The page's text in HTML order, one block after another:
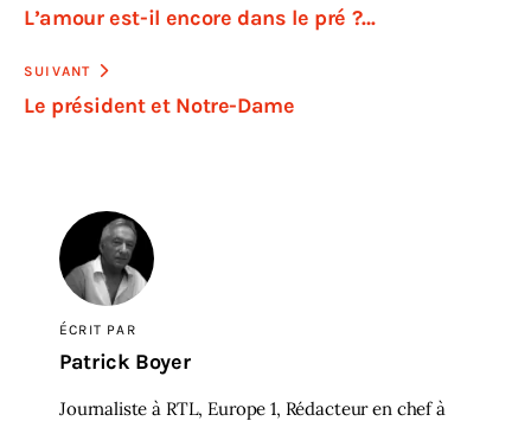
L’amour est-il encore dans le pré ?…
SUIVANT
Le président et Notre-Dame
ÉCRIT PAR
Patrick Boyer
Journaliste à RTL, Europe 1, Rédacteur en chef à